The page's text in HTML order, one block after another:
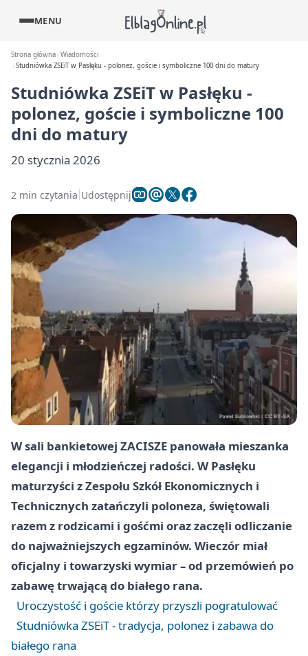
MENU
Strona główna Wiadomości
Studniówka ZSEiT w Pasłęku - polonez, goście i symboliczne 100 dni do matury
Studniówka ZSEiT w Pasłęku -
polonez, goście i symboliczne 100
dni do matury
20 stycznia 2026
2 min czytania Udostępnij
W sali bankietowej ZACISZE panowała mieszanka
elegancji i młodzieńczej radości. W Pasłęku
maturzyści z Zespołu Szkół Ekonomicznych i
Technicznych zatańczyli poloneza, świętowali
razem z rodzicami i gośćmi oraz zaczęli odliczanie
do najważniejszych egzaminów. Wieczór miał
oficjalny i towarzyski wymiar – od przemówień po
zabawę trwającą do białego rana.
Uroczystość i goście którzy przyszli pogratulować
Studniówka ZSEiT - tradycja, polonez i zabawa do
białego rana